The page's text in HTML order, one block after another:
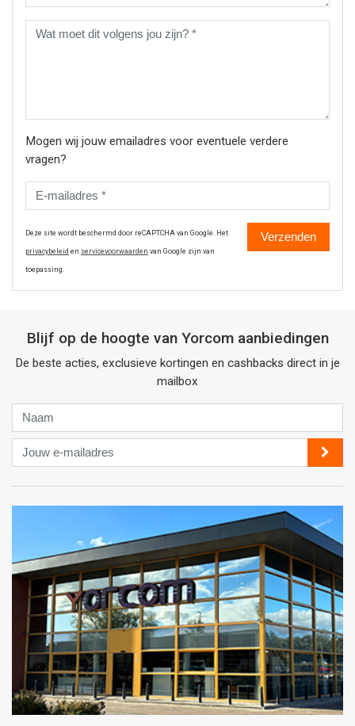
Mogen wij jouw emailadres voor eventuele verdere
vragen?
Verzenden
Deze site wordt beschermd door reCAPTCHA van Google. Het
privacybeleid en servicevoorwaarden van Google zijn van
toepassing.
Blijf op de hoogte van Yorcom aanbiedingen
De beste acties, exclusieve kortingen en cashbacks direct in je
mailbox
Jouw
e-
mailadres